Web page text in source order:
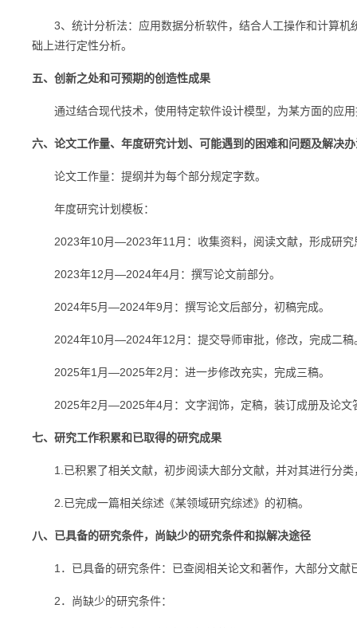
3、统计分析法：应用数据分析软件，结合人工操作和计算机
础上进行定性分析。
五、创新之处和可预期的创造性成果
通过结合现代技术，使用特定软件设计模型，为某方面的应用
六、论文工作量、年度研究计划、可能遇到的困难和问题及解决
论文工作量：提纲并为每个部分规定字数。
年度研究计划模板：
2023年10月—2023年11月：收集资料，阅读文献，形成研究
2023年12月—2024年4月：撰写论文前部分。
2024年5月—2024年9月：撰写论文后部分，初稿完成。
2024年10月—2024年12月：提交导师审批，修改，完成二稿
2025年1月—2025年2月：进一步修改充实，完成三稿。
2025年2月—2025年4月：文字润饰，定稿，装订成册及论文
七、研究工作积累和已取得的研究成果
1.已积累了相关文献，初步阅读大部分文献，并对其进行分类
2.已完成一篇相关综述《某领域研究综述》的初稿。
八、已具备的研究条件，尚缺少的研究条件和拟解决途径
1．已具备的研究条件：已查阅相关论文和著作，大部分文献
2．尚缺少的研究条件：